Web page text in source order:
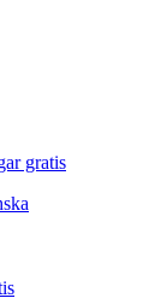
gratis